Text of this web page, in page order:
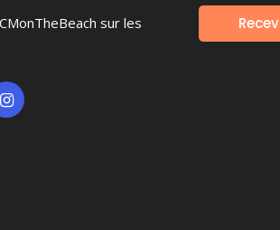
sur les